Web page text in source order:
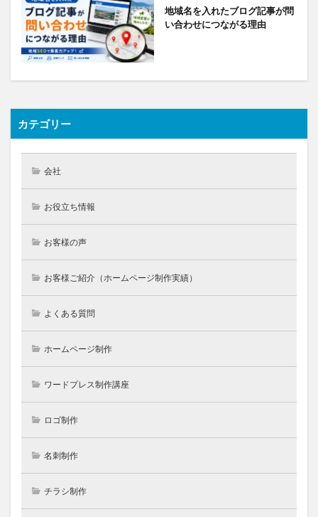
地域名を入れたブログ記事が問
い合わせにつながる理由
カテゴリー
会社
お役立ち情報
お客様の声
お客様ご紹介（ホームページ制作実績）
よくある質問
ホームページ制作
ワードプレス制作講座
ロゴ制作
名刺制作
チラシ制作